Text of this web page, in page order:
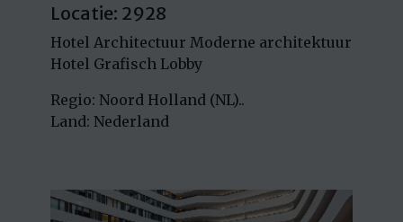
Locatie: 2928
Hotel Architectuur Moderne architektuur
Hotel Grafisch Lobby
Regio: Noord Holland (NL)..
Land: Nederland